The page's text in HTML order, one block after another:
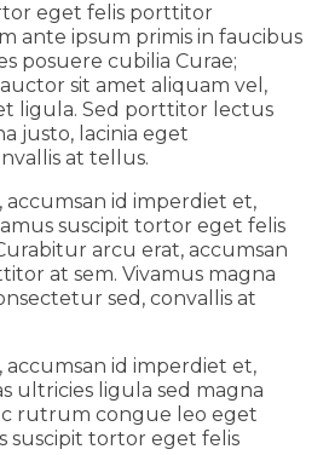
eget felis porttitor
ante ipsum primis in faucibus
posuere cubilia Curae;
sit amet aliquam vel,
ligula. Sed porttitor lectus
justo, lacinia eget
at tellus.
id imperdiet et,
suscipit tortor eget felis
arcu erat, accumsan
at sem. Vivamus magna
sed, convallis at
id imperdiet et,
ultricies ligula sed magna
rutrum congue leo eget
suscipit tortor eget felis